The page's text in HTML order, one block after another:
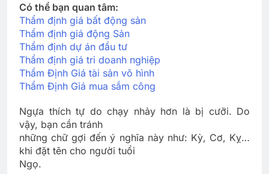
Có thể bạn quan tâm:
Thẩm định giá bất động sản
Thẩm định giá động Sản
Thẩm định dự án đầu tư
Thẩm định giá tri doanh nghiệp
Thẩm Định Giá tài sản vô hình
Thẩm Định Giá mua sắm công
Ngựa thích tự do chạy nhảy hơn là bị cưỡi. Do
vậy, bạn cần tránh
những chữ gợi đến ý nghĩa này như: Kỳ, Cơ, Kỵ…
khi đặt tên cho người tuổi
Ngọ.